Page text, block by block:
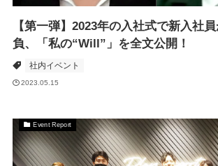
【第一弾】2023年の入社式で新入社
負、「私の“Will”」を全文公開！
社内イベント
2023.05.15
Event Report